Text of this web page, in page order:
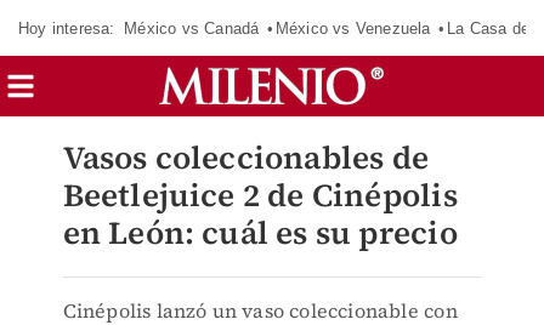
Hoy interesa: México vs Canadá México vs Venezuela La Casa de
Vasos coleccionables de
Beetlejuice 2 de Cinépolis
en León: cuál es su precio
Cinépolis lanzó un vaso coleccionable con